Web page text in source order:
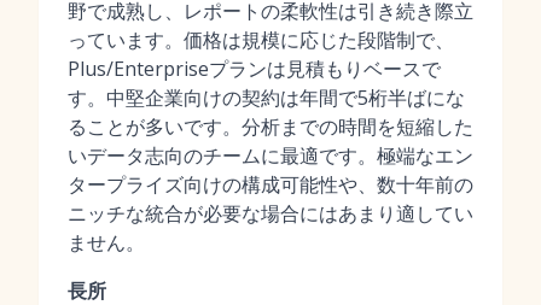
野で成熟し、レポートの柔軟性は引き続き際立
っています。価格は規模に応じた段階制で、
Plus/Enterpriseプランは見積もりベースで
す。中堅企業向けの契約は年間で5桁半ばにな
ることが多いです。分析までの時間を短縮した
いデータ志向のチームに最適です。極端なエン
タープライズ向けの構成可能性や、数十年前の
ニッチな統合が必要な場合にはあまり適してい
ません。
長所